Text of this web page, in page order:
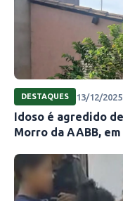
DESTAQUES 13/12/2025
Idoso é agredido
Morro da AABB, em